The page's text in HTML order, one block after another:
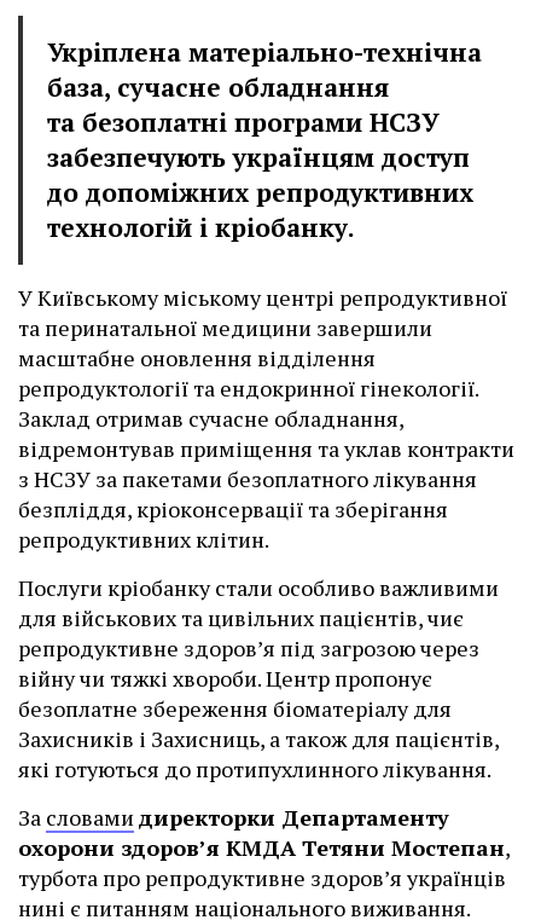
Укріплена матеріально-технічна
база, сучасне обладнання
та безоплатні програми НСЗУ
забезпечують українцям доступ
до допоміжних репродуктивних
технологій і кріобанку.
У Київському міському центрі репродуктивної
та перинатальної медицини завершили
масштабне оновлення відділення
репродуктології та ендокринної гінекології.
Заклад отримав сучасне обладнання,
відремонтував приміщення та уклав контракти
з НСЗУ за пакетами безоплатного лікування
безпліддя, кріоконсервації та зберігання
репродуктивних клітин.
Послуги кріобанку стали особливо важливими
для військових та цивільних пацієнтів, чиє
репродуктивне здоров’я під загрозою через
війну чи тяжкі хвороби. Центр пропонує
безоплатне збереження біоматеріалу для
Захисників і Захисниць, а також для пацієнтів,
які готуються до протипухлинного лікування.
За словамидиректорки Департаменту
охорони здоров’я КМДА Тетяни Мостепан,
турбота про репродуктивне здоров’я українців
нині є питанням національного виживання.